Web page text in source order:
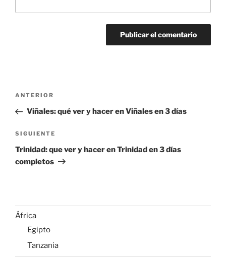
Navegación
entradas
Entrada
anterior:
ANTERIOR
Viñales: qué ver y hacer en Viñales en 3 días
Siguiente
entrada
SIGUIENTE
Trinidad: que ver y hacer en Trinidad en 3 días
completos
África
Egipto
Tanzania